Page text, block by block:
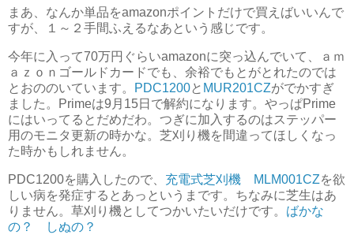
まあ、なんか単品をamazonポイントだけで買えばいいんで
すが、１～２手間ふえるなあという感じです。
今年に入って70万円ぐらいamazonに突っ込んでいて、ａｍ
ａｚｏｎゴールドカードでも、余裕でもとがとれたのでは
とおののいています。
PDC1200と MUR201CZがでかすぎ
ました。Primeは9月15日で解約になります。やっぱPrime
にはいってるとだめだわ。つぎに加入するのはステッパー
用のモニタ更新の時かな。芝刈り機を間違ってほしくなっ
た時かもしれません。
PDC1200を購入したので、 充電式芝刈機 MLM001CZを欲
しい病を発症するとあっというまです。ちなみに芝生はあ
りません。草刈り機としてつかいたいだけです。 ばかな
の？ しぬの？